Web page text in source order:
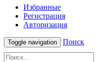
Избранные
Регистрация
Авторизация
Toggle navigation Поиск